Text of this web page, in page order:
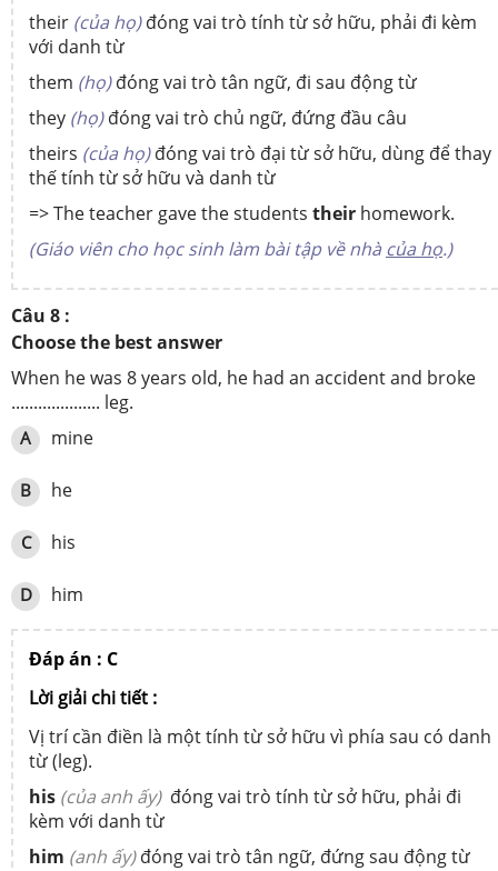
their (của họ) đóng vai trò tính từ sở hữu, phải đi kèm
với danh từ
them (họ) đóng vai trò tân ngữ, đi sau động từ
they (họ) đóng vai trò chủ ngữ, đứng đầu câu
theirs (của họ) đóng vai trò đại từ sở hữu, dùng để thay
thế tính từ sở hữu và danh từ
=> The teacher gave the students their homework.
(Giáo viên cho học sinh làm bài tập về nhà của họ.)
Câu 8 :
Choose the best answer
When he was 8 years old, he had an accident and broke
.................... leg.
A mine
B he
C his
D him
Đáp án : C
Lời giải chi tiết :
Vị trí cần điền là một tính từ sở hữu vì phía sau có danh
từ (leg).
his (của anh ấy)đóng vai trò tính từ sở hữu, phải đi
kèm với danh từ
him (anh ấy)đóng vai trò tân ngữ, đứng sau động từ